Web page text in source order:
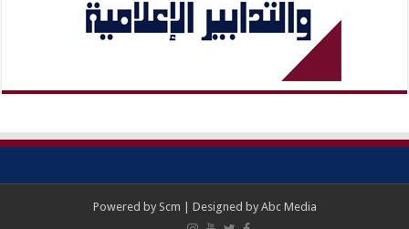
Powered by Scm | Designed by Abc Media